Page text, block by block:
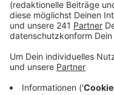
Anzeige
Viel sehen werden
erstmal aber nicht.
verlegt und Bäume